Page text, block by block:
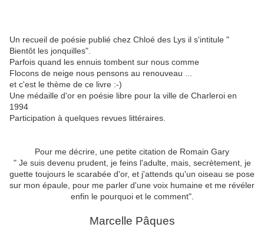
Un recueil de poésie publié chez Chloé des Lys il s'intitule "
Bientôt les jonquilles".
Parfois quand les ennuis tombent sur nous comme
Flocons de neige nous pensons au renouveau ...
et c'est le thème de ce livre :-)
Une médaille d'or en poésie libre pour la ville de Charleroi en
1994
Participation à quelques revues littéraires.
Pour me décrire, une petite citation de Romain Gary
" Je suis devenu prudent, je feins l'adulte, mais, secrètement, je
guette toujours le scarabée d'or, et j'attends qu'un oiseau se pose
sur mon épaule, pour me parler d'une voix humaine et me révéler
enfin le pourquoi et le comment".
Marcelle Pâques